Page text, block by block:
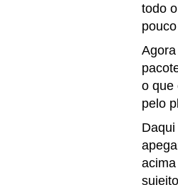
todo
o que
pelo